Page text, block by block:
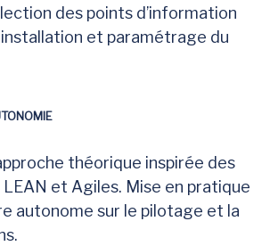
des points d’information
et paramétrage du
théorique inspirée des
et Agiles. Mise en pratique
autonome sur le pilotage et la